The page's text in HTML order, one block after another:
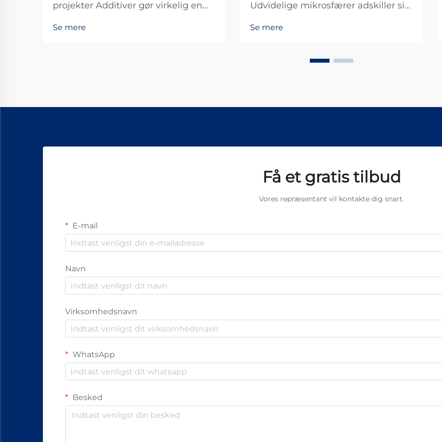
projekter Additiver gør virkelig en
forbedre ydeevne og levetid i alle
Se mere
Udvidelige mikrosfærer adskiller sig
grundlæggende består af små hule
de udsættes for varme. Det, der gør
Se mere
Få et gratis tilbud
Vores repræsentant vil kontakte dig snart.
E-mail
Navn
Virksomhedsnavn
WhatsApp
Besked